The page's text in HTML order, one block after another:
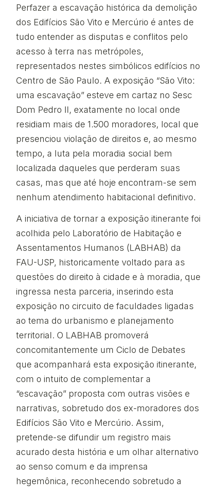
Perfazer a escavação histórica da demolição
dos Edifícios São Vito e Mercúrio é antes de
tudo entender as disputas e conflitos pelo
acesso à terra nas metrópoles,
representados nestes simbólicos edifícios no
Centro de São Paulo. A exposição “São Vito:
uma escavação” esteve em cartaz no Sesc
Dom Pedro II, exatamente no local onde
residiam mais de 1.500 moradores, local que
presenciou violação de direitos e, ao mesmo
tempo, a luta pela moradia social bem
localizada daqueles que perderam suas
casas, mas que até hoje encontram-se sem
nenhum atendimento habitacional definitivo.
A iniciativa de tornar a exposição itinerante foi
acolhida pelo Laboratório de Habitação e
Assentamentos Humanos (LABHAB) da
FAU-USP, historicamente voltado para as
questões do direito à cidade e à moradia, que
ingressa nesta parceria, inserindo esta
exposição no circuito de faculdades ligadas
ao tema do urbanismo e planejamento
territorial. O LABHAB promoverá
concomitantemente um Ciclo de Debates
que acompanhará esta exposição itinerante,
com o intuito de complementar a
“escavação” proposta com outras visões e
narrativas, sobretudo dos ex-moradores dos
Edifícios São Vito e Mercúrio. Assim,
pretende-se difundir um registro mais
acurado desta história e um olhar alternativo
ao senso comum e da imprensa
hegemônica, reconhecendo sobretudo a